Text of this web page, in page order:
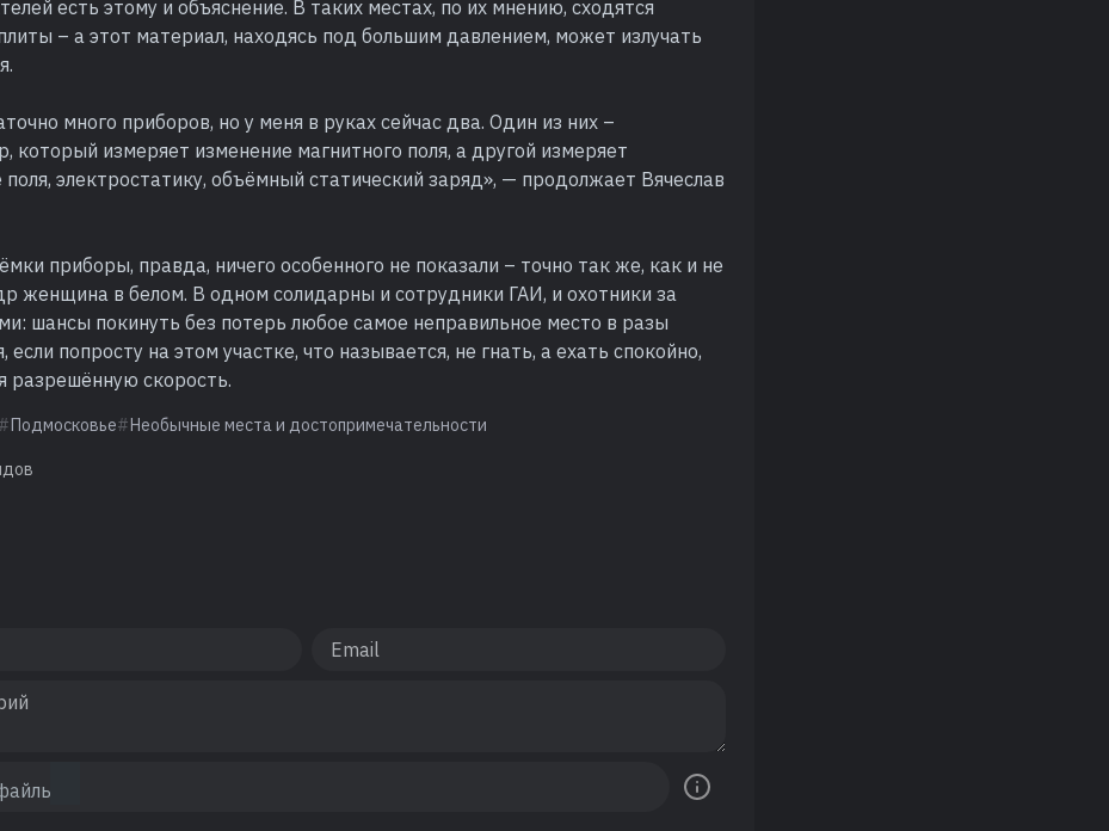
есть этому и объяснение. В таких местах, по их мнению, сходятся
– а этот материал, находясь под большим давлением, может излучать
много приборов, но у меня в руках сейчас два. Один из них –
который измеряет изменение магнитного поля, а другой измеряет
поля, электростатику, объёмный статический заряд», — продолжает Вячеслав
приборы, правда, ничего особенного не показали – точно так же, как и не
женщина в белом. В одном солидарны и сотрудники ГАИ, и охотники за
шансы покинуть без потерь любое самое неправильное место в разы
попросту на этом участке, что называется, не гнать, а ехать спокойно,
разрешённую скорость.
Подмосковье Необычные места и достопримечательности